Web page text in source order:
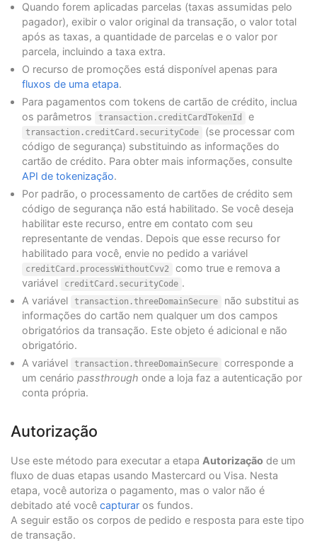
Quando forem aplicadas parcelas (taxas assumidas pelo
pagador), exibir o valor original da transação, o valor total
após as taxas, a quantidade de parcelas e o valor por
parcela, incluindo a taxa extra.
O recurso de promoções está disponível apenas para
fluxos de uma etapa.
Para pagamentos com tokens de cartão de crédito, inclua
os parâmetros
transaction.creditCardTokenId e
transaction.creditCard.securityCode
(se processar com
código de segurança) substituindo as informações do
cartão de crédito. Para obter mais informações, consulte
API de tokenização.
Por padrão, o processamento de cartões de crédito sem
código de segurança não está habilitado. Se você deseja
habilitar este recurso, entre em contato com seu
representante de vendas. Depois que esse recurso for
habilitado para você, envie no pedido a variável
creditCard.processWithoutCvv2
como true e remova a
variável
creditCard.securityCode .
A variável
transaction.threeDomainSecure
não substitui as
informações do cartão nem qualquer um dos campos
obrigatórios da transação. Este objeto é adicional e não
obrigatório.
A variável
transaction.threeDomainSecure
corresponde a
um cenário passthrough onde a loja faz a autenticação por
conta própria.
Autorização
Use este método para executar a etapa Autorização de um
fluxo de duas etapas usando Mastercard ou Visa. Nesta
etapa, você autoriza o pagamento, mas o valor não é
debitado até você capturar os fundos.
A seguir estão os corpos de pedido e resposta para este tipo
de transação.